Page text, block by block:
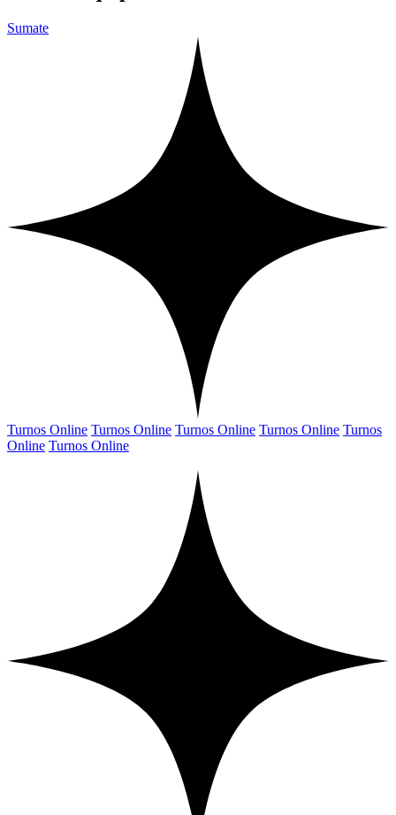
Sumate
Turnos Online Turnos Online Turnos Online Turnos Online Turnos
Online Turnos Online